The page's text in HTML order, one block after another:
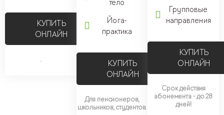
КУПИТЬ
ОНЛАЙН
тело
Йога-
практика
КУПИТЬ
ОНЛАЙН
Для пенсионеров,
школьников, студентов.
Групповые
направления
КУПИТЬ
ОНЛАЙН
Срок действия
абонемента - до 28
дней!